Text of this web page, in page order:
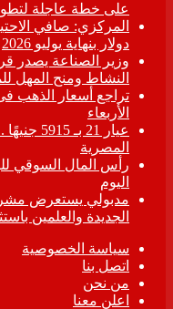
على خطة عاجلة
دولار بنهاية يوليو 2026
وزير الصناعة يصدر
النشاط ومنح المهل
تراجع أسعار الذهب
الأربعاء
عيار 21
المصرية
اليوم
مدبولي يستعرض
الجديدة والعلمين باستثمارات 5.3
سياسة الخصوصية
اتصل بنا
من نحن
اعلن معنا